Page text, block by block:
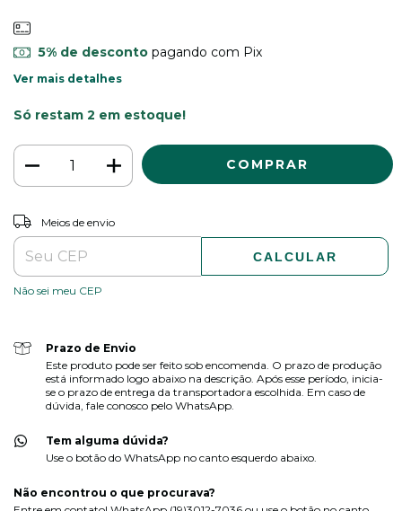
5% de descontopagando com Pix
Ver mais detalhes
Só restam 2 em estoque!
Entregas para o CEP:
Meios de envio
CALCULAR
Não sei meu CEP
Prazo de Envio
Este produto pode ser feito sob encomenda. O prazo de produção
está informado logo abaixo na descrição. Após esse período, inicia-
se o prazo de entrega da transportadora escolhida. Em caso de
dúvida, fale conosco pelo WhatsApp.
Tem alguma dúvida?
Use o botão do WhatsApp no canto esquerdo abaixo.
Não encontrou o que procurava?